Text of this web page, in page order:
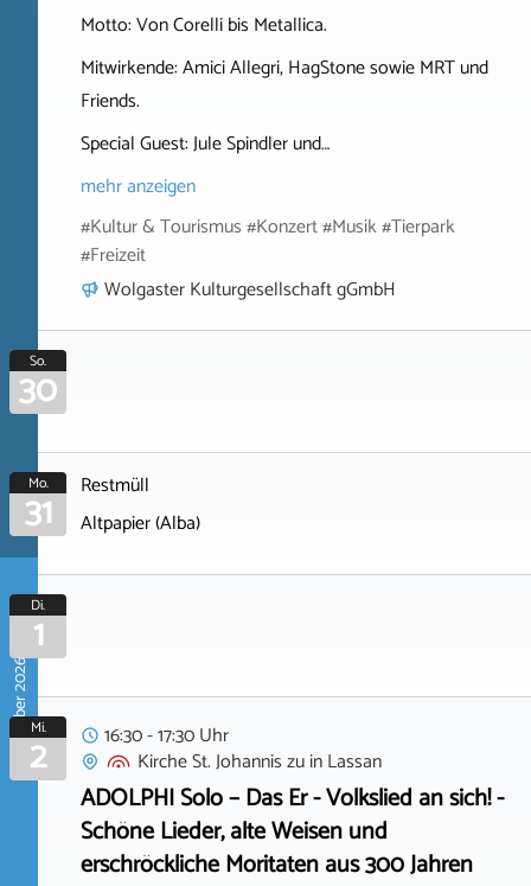
Motto: Von Corelli bis Metallica.
Mitwirkende: Amici Allegri, HagStone sowie MRT und
Friends.
Special Guest: Jule Spindler und…
mehr anzeigen
#Kultur & Tourismus #Konzert #Musik #Tierpark
#Freizeit
Wolgaster Kulturgesellschaft gGmbH
So.
30
Mo.
31
Restmüll
Altpapier (Alba)
September 2026
Di.
1
Mi.
2
16:30 - 17:30 Uhr
Kirche St. Johannis zuinLassan
ADOLPHI Solo – Das Er - Volkslied an sich! -
Schöne Lieder, alte Weisen und
erschröckliche Moritaten aus 300 Jahren